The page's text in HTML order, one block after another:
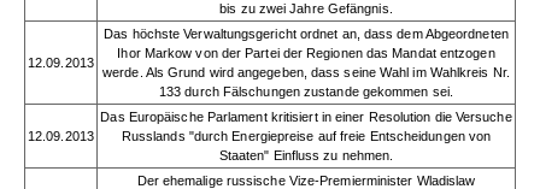
bis zu zwei Jahre Gefängnis.
12.09.2013
Das höchste Verwaltungsgericht ordnet an, dass dem Abgeordneten
Ihor Markow von der Partei der Regionen das Mandat entzogen
werde. Als Grund wird angegeben, dass seine Wahl im Wahlkreis Nr.
133 durch Fälschungen zustande gekommen sei.
12.09.2013
Das Europäische Parlament kritisiert in einer Resolution die Versuche
Russlands "durch Energiepreise auf freie Entscheidungen von
Staaten" Einfluss zu nehmen.
Der ehemalige russische Vize-Premierminister Wladislaw